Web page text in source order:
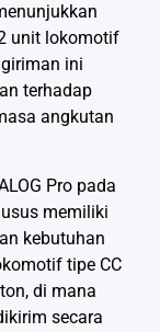
unit lokomotif
ini
terhadap
angkutan
Pro pada
memiliki
kebutuhan
tipe CC
di mana
secara